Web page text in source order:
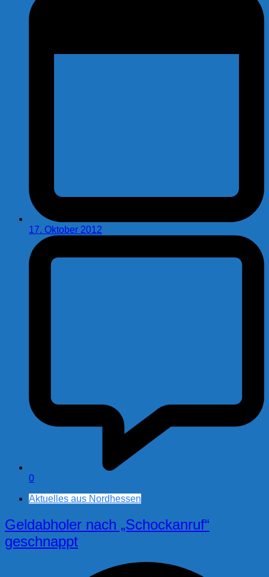
17. Oktober 2012
0
Aktuelles aus Nordhessen
Geldabholer nach „Schockanruf“
geschnappt